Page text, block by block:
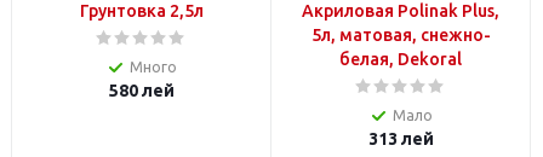
Грунтовка 2,5л
Много
580лей
Акриловая Polinak Plus,
5л, матовая, снежно-
белая, Dekoral
Мало
313 лей